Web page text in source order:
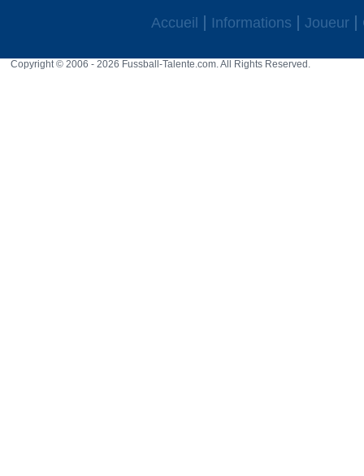
Accueil Informations Joueur
Copyright © 2006 - 2026 Fussball-Talente.com. All Rights Reserved.